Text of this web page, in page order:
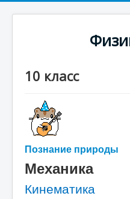
10 класс
Познание природы
Механика
Кинематика